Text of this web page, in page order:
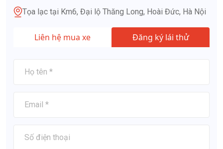
Tọa lạc tại Km6, Đại lộ Thăng Long, Hoài Đức, Hà Nội
Liên hệ mua xe Đăng ký lái thử